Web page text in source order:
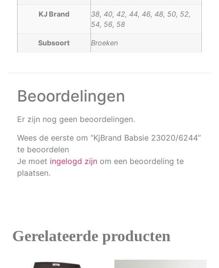
KJ Brand
38, 40, 42, 44, 46, 48, 50, 52,
54, 56, 58
Subsoort Broeken
Beoordelingen
Er zijn nog geen beoordelingen.
Wees de eerste om “KjBrand Babsie 23020/6244”
te beoordelen
Je moet ingelogd zijn om een beoordeling te
plaatsen.
Gerelateerde producten